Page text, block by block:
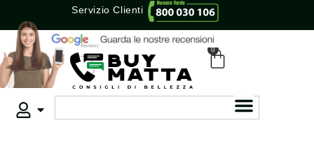
Servizio Clienti
0